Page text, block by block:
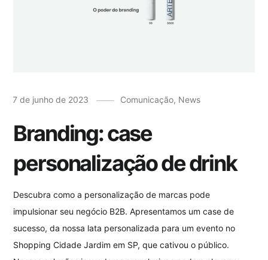
7 de junho de 2023 Comunicação, News
Branding: case
personalização de drink
Descubra como a personalização de marcas pode
impulsionar seu negócio B2B. Apresentamos um case de
sucesso, da nossa lata personalizada para um evento no
Shopping Cidade Jardim em SP, que cativou o público.